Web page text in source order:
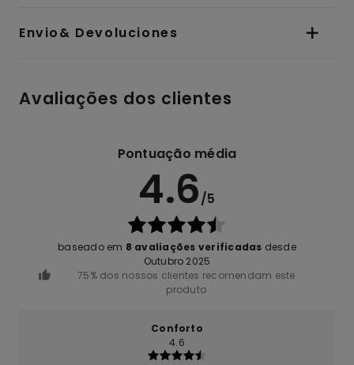
Envio& Devoluciones
Avaliações dos clientes
Pontuação média
4.6/5
baseado em 8 avaliações verificadas desde
Outubro 2025
75% dos nossos clientes recomendam este
produto
Conforto
4.6